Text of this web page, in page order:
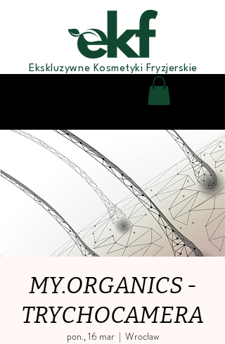
Ekskluzywne Kosmetyki Fryzjerskie
MY.ORGANICS -
TRYCHOCAMERA
pon., 16 mar
  |
Wrocław